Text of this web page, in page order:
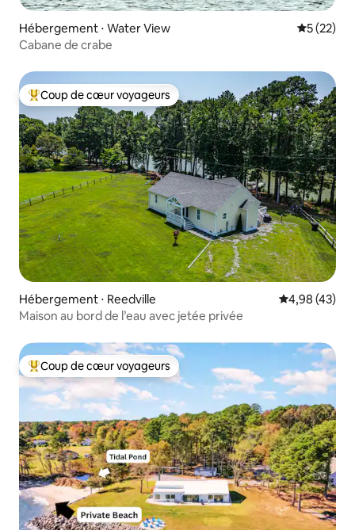
Hébergement ⋅ Water View
5 (22)
Cabane de crabe
Coups de cœur voyageurs les plus appréciés
Coup de cœur voyageurs
Hébergement ⋅ Reedville Évaluation
4,98 (43)
Maison au bord de l’eau avec jetée privée
Coups de cœur voyageurs les plus appréciés
Coup de cœur voyageurs